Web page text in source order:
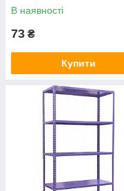
В наявності
73 ₴
Купити